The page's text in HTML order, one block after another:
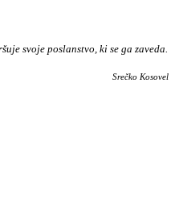
svoje poslanstvo, ki se ga zaveda.
Srečko Kosovel